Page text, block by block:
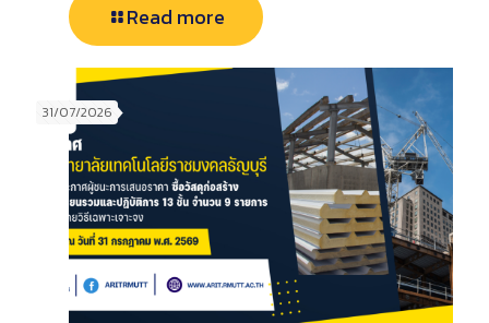
Read more
31/07/2026